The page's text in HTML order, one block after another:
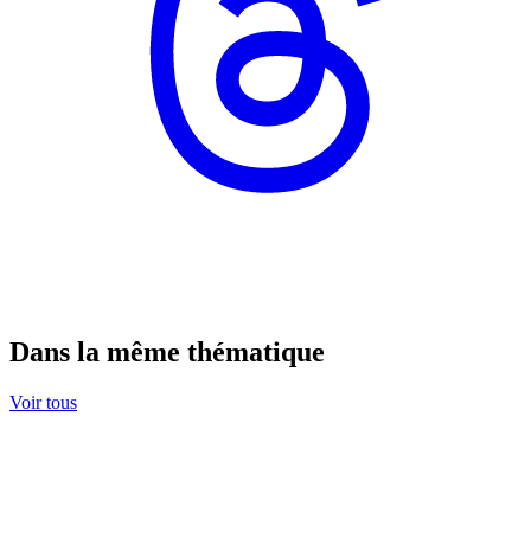
Dans la même thématique
Voir tous